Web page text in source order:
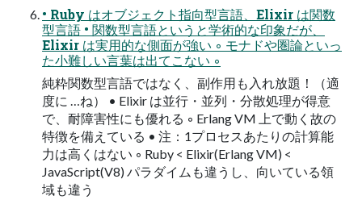
• Ruby はオブジェクト指向型言語、Elixir は関数
型言語 • 関数型言語というと学術的な印象だが、
Elixir は実用的な側面が強い ◦ モナドや圏論といっ
た小難しい言葉は出てこない ◦
純粋関数型言語ではなく、副作用も入れ放題！（適
度に …ね） • Elixir は並行・並列・分散処理が得意
で、耐障害性にも優れる ◦ Erlang VM 上で動く故の
特徴を備えている • 注：1プロセスあたりの計算能
力は高くはない ◦ Ruby < Elixir(Erlang VM) <
JavaScript(V8) パラダイムも違うし、向いている領
域も違う